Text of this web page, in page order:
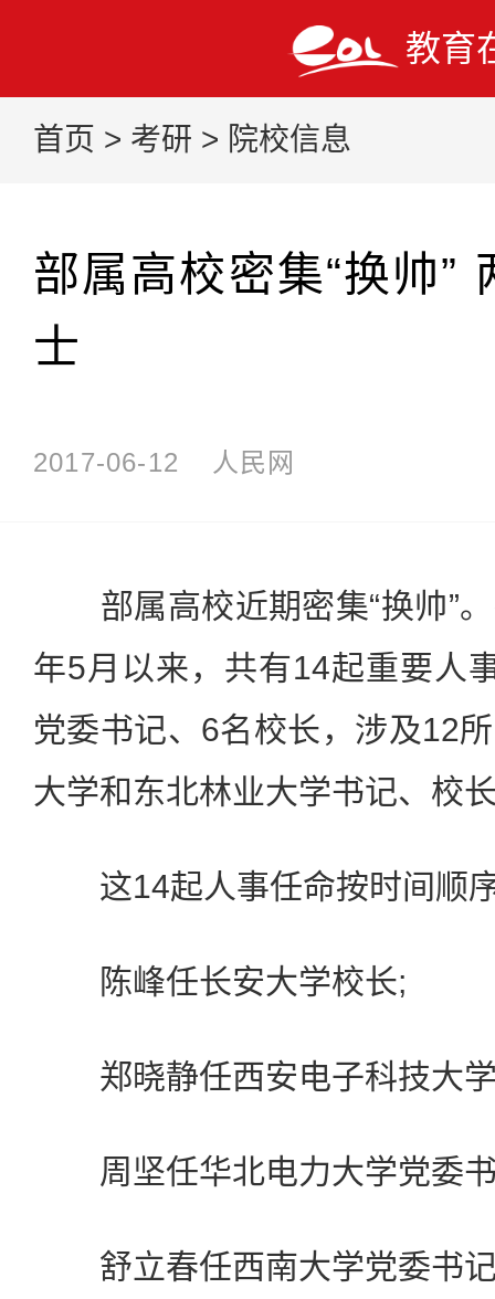
教育
首页 > 考研 > 院校信息
部属高校密集“换帅”
士
2017-06-12 人民网
部属高校近期密集“换帅”。
年5月以来，共有14起重要人
党委书记、6名校长，涉及12
大学和东北林业大学书记、校
这14起人事任命按时间顺
陈峰任长安大学校长;
郑晓静任西安电子科技大学
周坚任华北电力大学党委
舒立春任西南大学党委书